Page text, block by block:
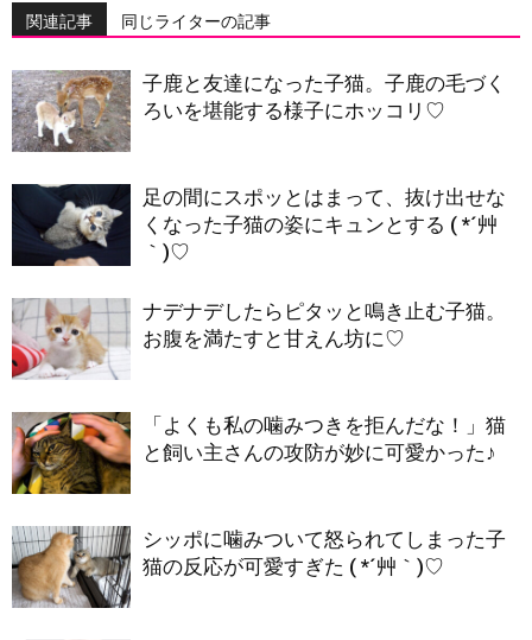
関連記事 同じライターの記事
子鹿と友達になった子猫。子鹿の毛づく
ろいを堪能する様子にホッコリ♡
足の間にスポッとはまって、抜け出せな
くなった子猫の姿にキュンとする ( *´艸
｀)♡
ナデナデしたらピタッと鳴き止む子猫。
お腹を満たすと甘えん坊に♡
「よくも私の噛みつきを拒んだな！」猫
と飼い主さんの攻防が妙に可愛かった♪
シッポに噛みついて怒られてしまった子
猫の反応が可愛すぎた ( *´艸｀)♡